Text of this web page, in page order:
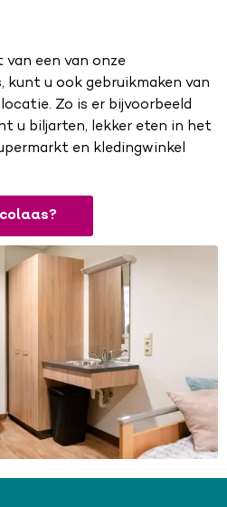
van een van onze
kunt u ook gebruikmaken van
Zo is er bijvoorbeeld
u biljarten, lekker eten in het
en kledingwinkel